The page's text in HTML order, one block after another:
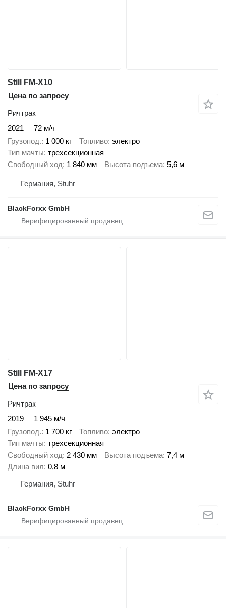
Still FM-X10
Цена по запросу
Ричтрак
2021
72 м/ч
Грузопод. 1 000 кг Топливо электро
Тип мачты трехсекционная
Свободный ход 1 840 мм Высота подъема 5,6 м
Германия, Stuhr
BlackForxx GmbH
Still FM-X17
Цена по запросу
Ричтрак
2019
1 945 м/ч
Грузопод. 1 700 кг Топливо электро
Тип мачты трехсекционная
Свободный ход 2 430 мм Высота подъема 7,4 м
Длина вил 0,8 м
Германия, Stuhr
BlackForxx GmbH